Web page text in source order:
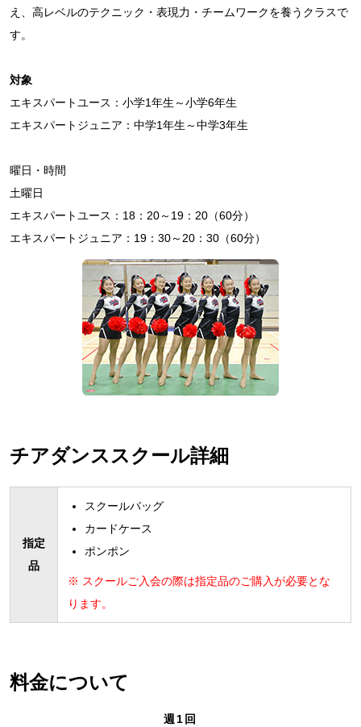
え、高レベルのテクニック・表現力・チームワークを養うクラスで
す。
対象
エキスパートユース：小学1年生～小学6年生
エキスパートジュニア：中学1年生～中学3年生
曜日・時間
土曜日
エキスパートユース：18：20～19：20（60分）
エキスパートジュニア：19：30～20：30（60分）
チアダンススクール詳細
指定
品
スクールバッグ
カードケース
ポンポン
※ スクールご入会の際は指定品のご購入が必要とな
ります。
料金について
週1回